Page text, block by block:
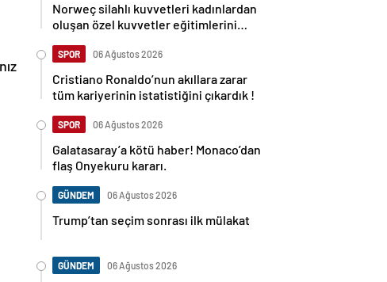
Norweç silahlı kuvvetleri kadınlardan
oluşan özel kuvvetler eğitimlerini
SPOR 06 Ağustos 2026
Cristiano Ronaldo’nun akıllara zarar
tüm kariyerinin istatistiğini çıkardık !
SPOR 06 Ağustos 2026
Galatasaray’a kötü haber! Monaco’dan
flaş Onyekuru kararı.
GÜNDEM 06 Ağustos 2026
Trump’tan seçim sonrası ilk mülakat
GÜNDEM 06 Ağustos 2026